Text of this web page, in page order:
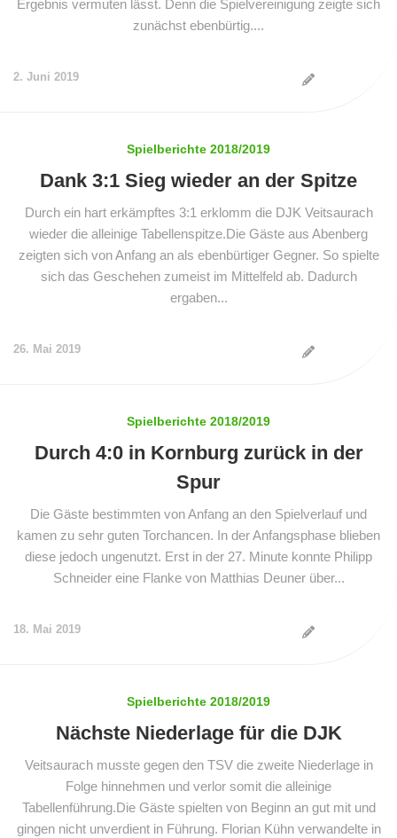
Ergebnis vermuten lässt. Denn die Spielvereinigung zeigte sich
zunächst ebenbürtig....
2. Juni 2019
Spielberichte 2018/2019
Dank 3:1 Sieg wieder an der Spitze
Durch ein hart erkämpftes 3:1 erklomm die DJK Veitsaurach
wieder die alleinige Tabellenspitze.Die Gäste aus Abenberg
zeigten sich von Anfang an als ebenbürtiger Gegner. So spielte
sich das Geschehen zumeist im Mittelfeld ab. Dadurch
ergaben...
26. Mai 2019
Spielberichte 2018/2019
Durch 4:0 in Kornburg zurück in der
Spur
Die Gäste bestimmten von Anfang an den Spielverlauf und
kamen zu sehr guten Torchancen. In der Anfangsphase blieben
diese jedoch ungenutzt. Erst in der 27. Minute konnte Philipp
Schneider eine Flanke von Matthias Deuner über...
18. Mai 2019
Spielberichte 2018/2019
Nächste Niederlage für die DJK
Veitsaurach musste gegen den TSV die zweite Niederlage in
Folge hinnehmen und verlor somit die alleinige
Tabellenführung.Die Gäste spielten von Beginn an gut mit und
gingen nicht unverdient in Führung. Florian Kühn verwandelte in